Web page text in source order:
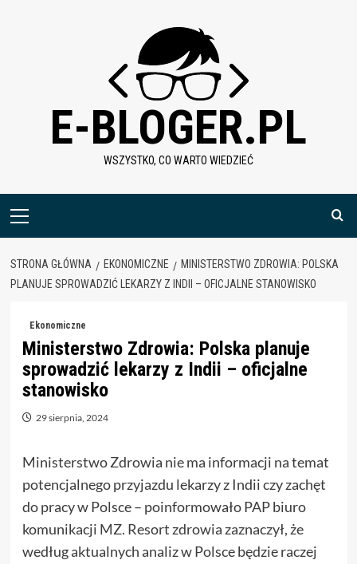
E-BLOGER.PL
WSZYSTKO, CO WARTO WIEDZIEĆ
Menu
STRONA GŁÓWNA EKONOMICZNE
MINISTERSTWO ZDROWIA: POLSKA
PLANUJE SPROWADZIĆ LEKARZY Z INDII – OFICJALNE STANOWISKO
Ekonomiczne
Ministerstwo Zdrowia: Polska planuje
sprowadzić lekarzy z Indii – oficjalne
stanowisko
29 sierpnia, 2024
Ministerstwo Zdrowia nie ma informacji na temat
potencjalnego przyjazdu lekarzy z Indii czy zachęt
do pracy w Polsce – poinformowało PAP biuro
komunikacji MZ. Resort zdrowia zaznaczył, że
według aktualnych analiz w Polsce będzie raczej